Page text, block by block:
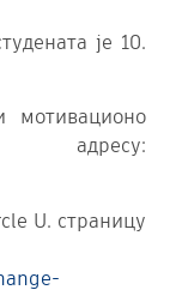
је 10.
мотивационо
U. страницу